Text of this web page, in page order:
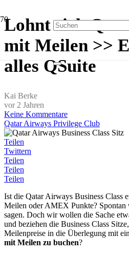
Lohnt sich
mit Meilen >>
alles QSuite
Kai Berke
vor 2 Jahren
Keine Kommentare
Qatar Airways Privilege Club
Teilen
Twittern
Teilen
Teilen
Teilen
Ist die Qatar Airways Business Class
Meilen oder AMEX Punkte? Spontan
sagen. Doch wir wollen die Sache
und beziehen die Business Class
Meilenpreise in die Überlegung mit
mit Meilen zu buchen?